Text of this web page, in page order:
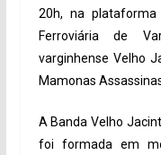
20h, na
Ferroviária de
varginhense Velho
Mamonas
A Banda Velho
foi formada em